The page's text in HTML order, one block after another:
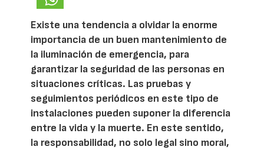
Existe una tendencia a olvidar la enorme
importancia de un buen mantenimiento de
la iluminación de emergencia, para
garantizar la seguridad de las personas en
situaciones críticas. Las pruebas y
seguimientos periódicos en este tipo de
instalaciones pueden suponer la diferencia
entre la vida y la muerte. En este sentido,
la responsabilidad, no solo legal sino moral,